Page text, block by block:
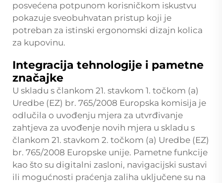
posvećena potpunom korisničkom iskustvu
pokazuje sveobuhvatan pristup koji je
potreban za istinski ergonomski dizajn kolica
za kupovinu.
Integracija tehnologije i pametne
značajke
U skladu s člankom 21. stavkom 1. točkom (a)
Uredbe (EZ) br. 765/2008 Europska komisija je
odlučila o uvođenju mjera za utvrđivanje
zahtjeva za uvođenje novih mjera u skladu s
člankom 21. stavkom 2. točkom (a) Uredbe (EZ)
br. 765/2008 Europske unije. Pametne funkcije
kao što su digitalni zasloni, navigacijski sustavi
ili mogućnosti praćenja zaliha uključene su na